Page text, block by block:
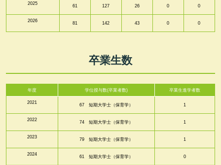
2025 61 127 26 0 0
2026 81 142 43 0 0
卒業生数
年度 学位授与数(卒業者数) 卒業生進学者数
2021 67 短期大学士（保育学） 1
2022 74 短期大学士（保育学） 1
2023 79 短期大学士（保育学） 1
2024 61 短期大学士（保育学） 0